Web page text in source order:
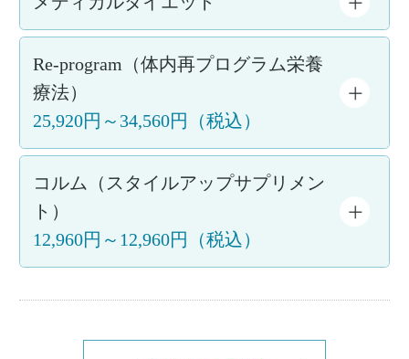
Re‐program（体内再プログラム栄養
療法）
25,920円～34,560円（税込）
コルム（スタイルアップサプリメン
ト）
12,960円～12,960円（税込）